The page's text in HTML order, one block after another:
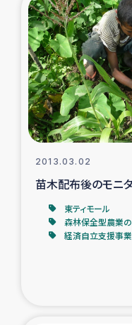
ガザ地区での
ガザ地区に
ガザ地区酪農を
ふりかけ普及と
女性の生計向
2013.03.02
苗木配布後のモニ
東ティモール
森林保全型農業
経済自立支援事業